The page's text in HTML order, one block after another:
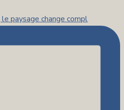
paysage change compl